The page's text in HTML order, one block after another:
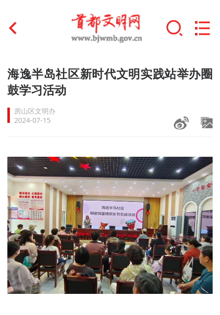
首页
文明创建
文明实践
未成年人思想道德建设
榜样人物
+
身边好人
文明评论
北京宣传文化引导基金
宣传思想文化人才
海逸半岛社区新时代文明实践站举办圈
鼓学习活动
房山区文明办
2024-07-15